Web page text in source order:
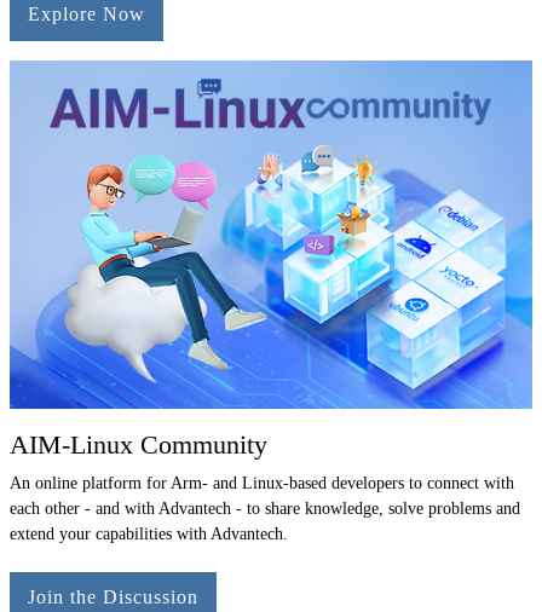
Explore Now
AIM-Linux Community
An online platform for Arm- and Linux-based developers to connect with
each other - and with Advantech - to share knowledge, solve problems and
extend your capabilities with Advantech.
Join the Discussion